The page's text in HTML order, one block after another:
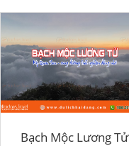
Bạch Mộc Lương Tử